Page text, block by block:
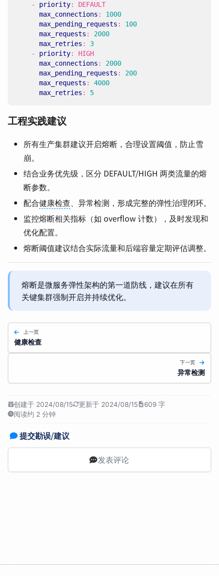
- priority:
DEFAULT
max_connections :
1000
max_pending_requests :
100
max_requests :
2000
max_retries :
3
- priority:
HIGH
max_connections :
2000
max_pending_requests :
200
max_requests :
4000
max_retries : 5
工程实践建议
所有生产集群建议开启熔断，合理设置阈值，防止雪
崩。
结合业务优先级，区分 DEFAULT/HIGH 两类流量的熔
断参数。
配合健康检查、异常检测，形成完整的弹性治理闭环。
监控熔断相关指标（如 overflow 计数），及时发现和
优化配置。
熔断阈值建议结合实际流量和后端容量定期评估调整。
熔断是微服务弹性架构的第一道防线，建议在所有
关键集群强制开启并持续优化。
上一页
健康检查
下一页
异常检测
创建于 2024/08/15 更新于 2024/08/15
609 字
阅读约 2 分钟
提交勘误/建议
发表评论